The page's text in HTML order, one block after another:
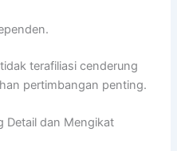
terafiliasi cenderung
pertimbangan penting.
Detail dan Mengikat